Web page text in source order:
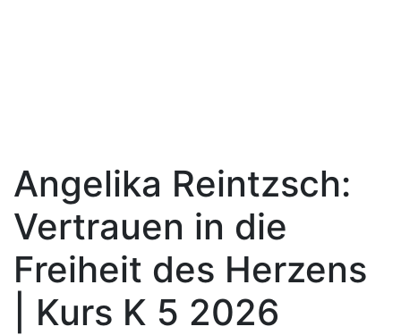
Angelika Reintzsch:
Vertrauen in die
Freiheit des Herzens
| Kurs K 5 2026